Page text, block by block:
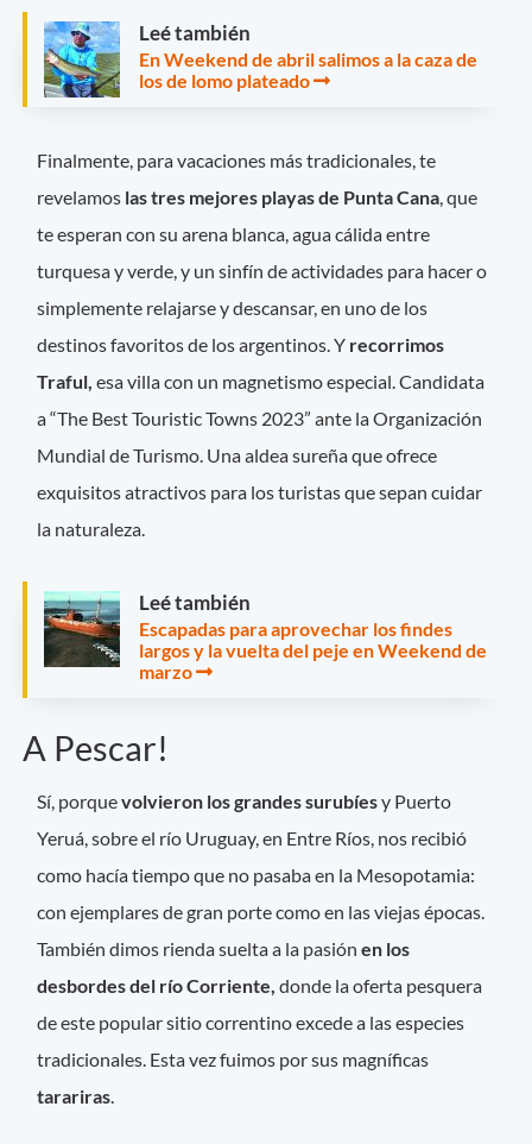
Leé también
En Weekend de abril salimos a la caza de
los de lomo plateado
Finalmente, para vacaciones más tradicionales, te
revelamos las tres mejores playas de Punta Cana, que
te esperan con su arena blanca, agua cálida entre
turquesa y verde, y un sinfín de actividades para hacer o
simplemente relajarse y descansar, en uno de los
destinos favoritos de los argentinos. Y recorrimos
Traful, esa villa con un magnetismo especial. Candidata
a “The Best Touristic Towns 2023” ante la Organización
Mundial de Turismo. Una aldea sureña que ofrece
exquisitos atractivos para los turistas que sepan cuidar
la naturaleza.
Leé también
Escapadas para aprovechar los findes
largos y la vuelta del peje en Weekend de
marzo
A Pescar!
Sí, porquevolvieron los grandes surubíesy Puerto
Yeruá, sobre el río Uruguay, en Entre Ríos, nos recibió
como hacía tiempo que no pasaba en la Mesopotamia:
con ejemplares de gran porte como en las viejas épocas.
También dimos rienda suelta a la pasión en los
desbordes del río Corriente,donde la oferta pesquera
de este popular sitio correntino excede a las especies
tradicionales. Esta vez fuimos por sus magníficas
tarariras